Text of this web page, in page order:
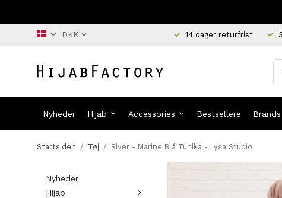
14 dager returfrist
Nyheder Hijab Accessories Bestsellere Brands
Startsiden / Tøj / River - Marine Blå Tunika - Lysa Studio
Nyheder
Hijab